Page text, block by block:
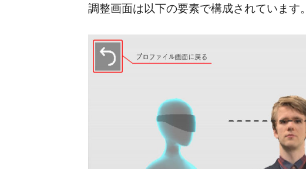
調整画面は以下の要素で構成されています。